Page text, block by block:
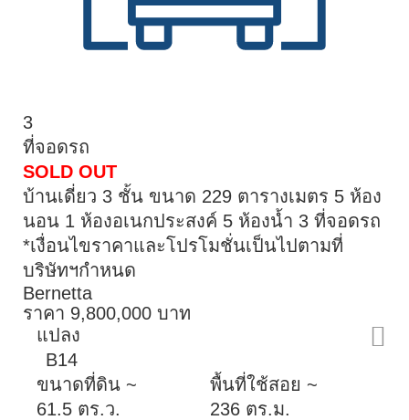
3
ที่จอดรถ
SOLD OUT
บ้านเดี่ยว 3 ชั้น ขนาด 229 ตารางเมตร 5 ห้อง
นอน 1 ห้องอเนกประสงค์ 5 ห้องน้ำ 3 ที่จอดรถ
*เงื่อนไขราคาและโปรโมชั่นเป็นไปตามที่
บริษัทฯกำหนด
Bernetta
ราคา 9,800,000 บาท
แปลง
B14
ขนาดที่ดิน ~
61.5 ตร.ว.
พื้นที่ใช้สอย ~
236 ตร.ม.